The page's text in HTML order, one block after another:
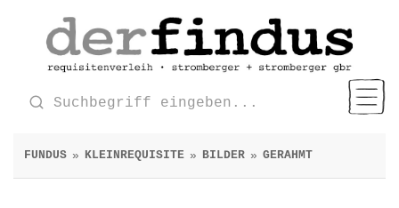
FUNDUS » KLEINREQUISITE » BILDER » GERAHMT